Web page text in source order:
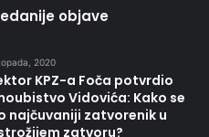
objave
2020
KPZ-a Foča potvrdio
Vidovića: Kako se
najčuvaniji zatvorenik u
zatvoru?